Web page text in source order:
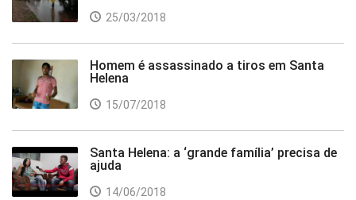
25/03/2018
Homem é assassinado a tiros em Santa
Helena
15/07/2018
Santa Helena: a ‘grande família’ precisa de
ajuda
14/06/2018